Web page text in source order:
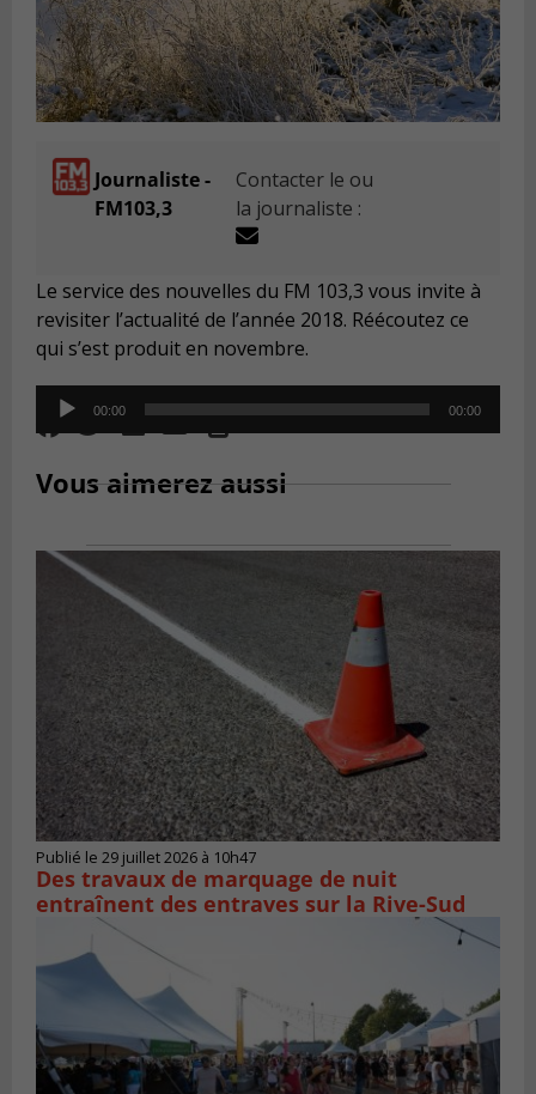
Journaliste -
FM103,3
Contacter le ou
la journaliste :
Le service des nouvelles du FM 103,3 vous invite à
revisiter l’actualité de l’année 2018. Réécoutez ce
qui s’est produit en novembre.
Audio
Player
00:00 00:00
Vous aimerez aussi
Publié le 29 juillet 2026 à 10h47
Des travaux de marquage de nuit
entraînent des entraves sur la Rive-Sud